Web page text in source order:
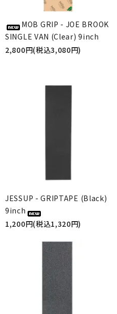
MOB GRIP - JOE BROOK
SINGLE VAN (Clear) 9inch
2,800円(税込3,080円)
JESSUP - GRIPTAPE (Black)
9inch
1,200円(税込1,320円)